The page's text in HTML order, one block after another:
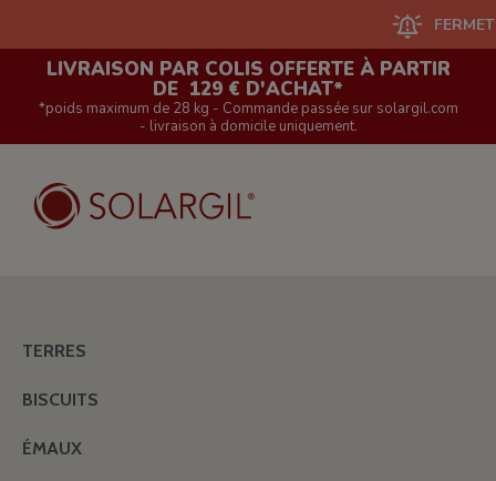
FERMETURE
LIVRAISON PAR COLIS OFFERTE À PARTIR
DE 129 € D'ACHAT*
*poids maximum de 28 kg - Commande passée sur solargil.com
- livraison à domicile uniquement.
TERRES
BISCUITS
ÉMAUX